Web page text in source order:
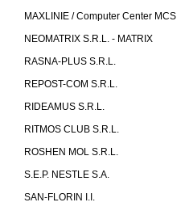
MAXLINIE / Computer Center MCS
NEOMATRIX S.R.L. - MATRIX
RASNA-PLUS S.R.L.
REPOST-COM S.R.L.
RIDEAMUS S.R.L.
RITMOS CLUB S.R.L.
ROSHEN MOL S.R.L.
S.E.P. NESTLE S.A.
SAN-FLORIN I.I.